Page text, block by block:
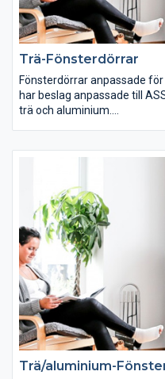
Trä-Fönsterdörrar
Fönsterdörrar anpassade
har beslag anpassade till
trä och aluminium.
och undvika att skrapa och
Trä/aluminium-